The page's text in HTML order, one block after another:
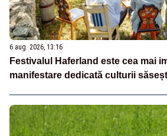
6 aug. 2026, 13:16
Festivalul Haferland este cea mai
manifestare dedicată culturii